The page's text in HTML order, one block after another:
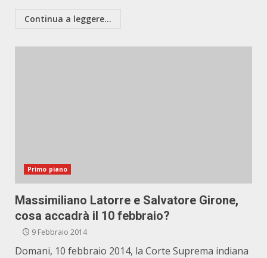
Continua a leggere...
Primo piano
Massimiliano Latorre e Salvatore Girone,
cosa accadrà il 10 febbraio?
9 Febbraio 2014
Domani, 10 febbraio 2014, la Corte Suprema indiana